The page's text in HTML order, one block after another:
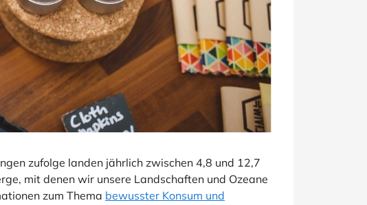
zufolge landen jährlich zwischen 4,8 und 12,7
mit denen wir unsere Landschaften und Ozeane
zum Thema bewusster Konsum und